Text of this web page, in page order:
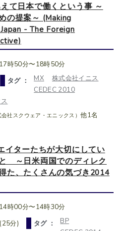
て日本で働くという事 ～
の提案～ (Making
- The Foreign
時50分〜18時50分
タグ ： MX
株式会社イニス
CEDEC 2010
会社スクウェア・エニックス）他1名
イターたちが大切にしてい
～日米両国でのディレク
た、たくさんの気づき2014
時00分〜14時30分
分) タグ ：
BP